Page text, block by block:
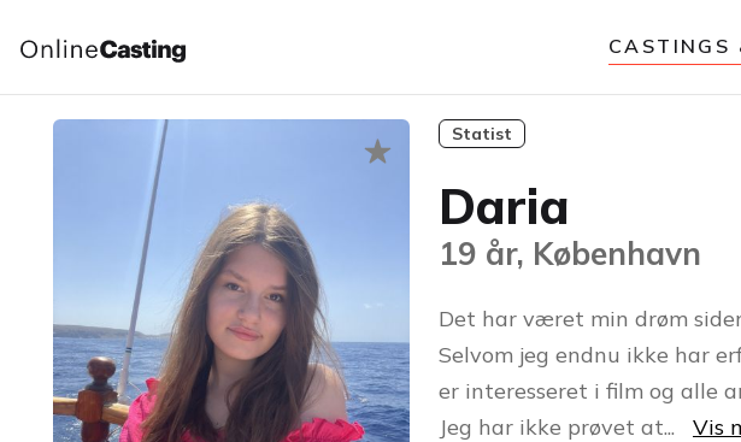
CASTINGS
Statist
Daria
19 år, København
Det har været min drøm
Selvom jeg endnu ikke har
er interesseret i film og alle
Jeg har ikke prøvet at... Vis